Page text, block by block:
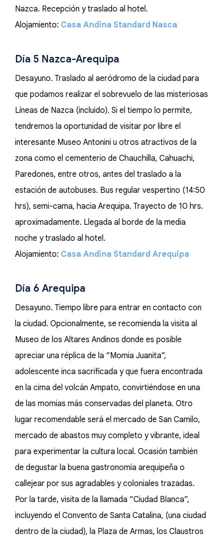
Nazca. Recepción y traslado al hotel.
Alojamiento: Casa Andina Standard Nasca
Día 5 Nazca-Arequipa
Desayuno. Traslado al aeródromo de la ciudad para
que podamos realizar el sobrevuelo de las misteriosas
Líneas de Nazca (incluido). Si el tiempo lo permite,
tendremos la oportunidad de visitar por libre el
interesante Museo Antonini u otros atractivos de la
zona como el cementerio de Chauchilla, Cahuachi,
Paredones, entre otros, antes del traslado a la
estación de autobuses. Bus regular vespertino (14:50
hrs), semi-cama, hacia Arequipa. Trayecto de 10 hrs.
aproximadamente. Llegada al borde de la media
noche y traslado al hotel.
Alojamiento: Casa Andina Standard Arequipa
Día 6 Arequipa
Desayuno. Tiempo libre para entrar en contacto con
la ciudad. Opcionalmente, se recomienda la visita al
Museo de los Altares Andinos donde es posible
apreciar una réplica de la “Momia Juanita”,
adolescente inca sacrificada y que fuera encontrada
en la cima del volcán Ampato, convirtiéndose en una
de las momias más conservadas del planeta. Otro
lugar recomendable será el mercado de San Camilo,
mercado de abastos muy completo y vibrante, ideal
para experimentar la cultura local. Ocasión también
de degustar la buena gastronomía arequipeña o
callejear por sus agradables y coloniales trazadas.
Por la tarde, visita de la llamada “Ciudad Blanca”,
incluyendo el Convento de Santa Catalina, (una ciudad
dentro de la ciudad), la Plaza de Armas, los Claustros